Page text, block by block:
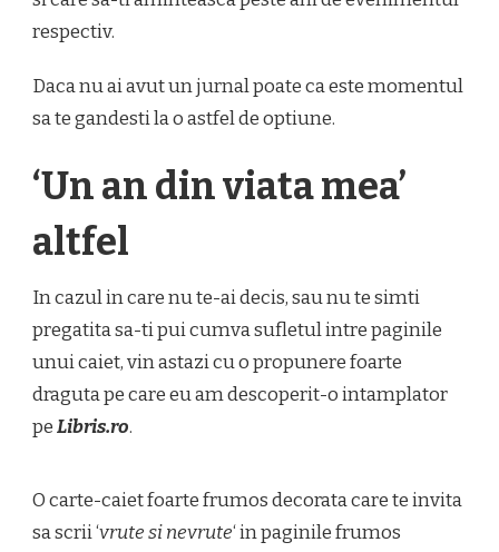
respectiv.
Daca nu ai avut un jurnal poate ca este momentul
sa te gandesti la o astfel de optiune.
‘Un an din viata mea’
altfel
In cazul in care nu te-ai decis, sau nu te simti
pregatita sa-ti pui cumva sufletul intre paginile
unui caiet, vin astazi cu o propunere foarte
draguta pe care eu am descoperit-o intamplator
peLibris.ro.
O carte-caiet foarte frumos decorata care te invita
sa scrii ‘vrute si nevrute‘ in paginile frumos